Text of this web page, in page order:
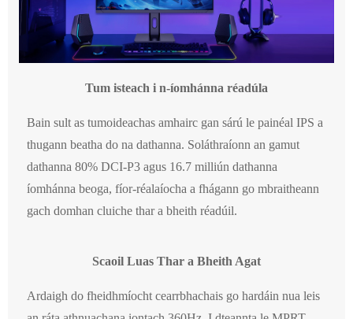
Tum isteach i n-íomhánna réadúla
Bain sult as tumoideachas amhairc gan sárú le painéal IPS a
thugann beatha do na dathanna. Soláthraíonn an gamut
dathanna 80% DCI-P3 agus 16.7 milliún dathanna
íomhánna beoga, fíor-réalaíocha a fhágann go mbraitheann
gach domhan cluiche thar a bheith réadúil.
Scaoil Luas Thar a Bheith Agat
Ardaigh do fheidhmíocht cearrbhachais go hardáin nua leis